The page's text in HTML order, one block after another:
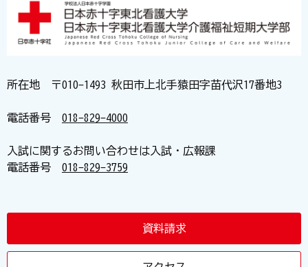
所在地 〒010-1493 秋田市上北手猿田字苗代沢17番地3
電話番号 018-829-4000
入試に関するお問い合わせは入試・広報課
電話番号 018-829-3759
資料請求